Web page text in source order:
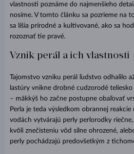
vlastnosti poznáme do najmenšieho
nosíme. V tomto článku sa pozrieme na
sa líšia prírodné a kultivované, ako sa
rozoznať tie pravé.
Vznik perál a ich vlastnosti
Tajomstvo vzniku perál ľudstvo odhalilo
lastúry vnikne drobné cudzorodé
– mäkkýš ho začne postupne obaľovať
Perla je teda výsledkom obrannej reakcie
vodách vytvárajú perly perlorodky
kvôli znečisteniu vôd silne ohrozené,
perly pochádzajú predovšetkým z